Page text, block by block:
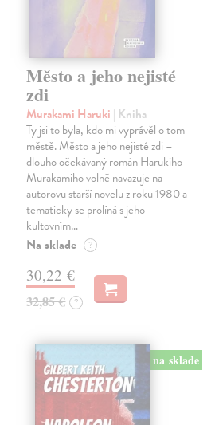
Město a jeho nejisté
zdi
Murakami Haruki | Kniha
Ty jsi to byla, kdo mi vyprávěl o tom
městě. Město a jeho nejisté zdi –
dlouho očekávaný román Harukiho
Murakamiho volně navazuje na
autorovu starší novelu z roku 1980 a
tematicky se prolíná s jeho
kultovním…
Na sklade ?
30,22 €
32,85 € ?
na sklade